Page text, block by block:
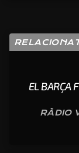
EL BARÇA
RÀDIO